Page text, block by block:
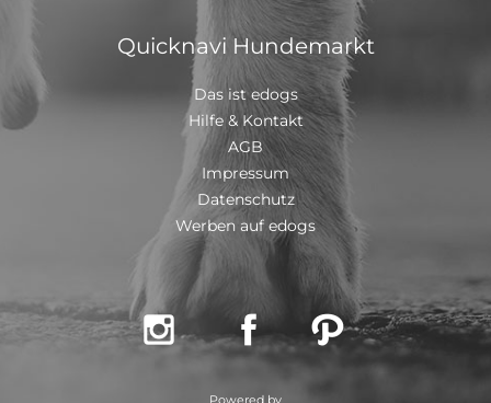
Quicknavi Hundemarkt
Das ist edogs
Hilfe & Kontakt
AGB
Impressum
Datenschutz
Werben auf edogs
  
Powered by